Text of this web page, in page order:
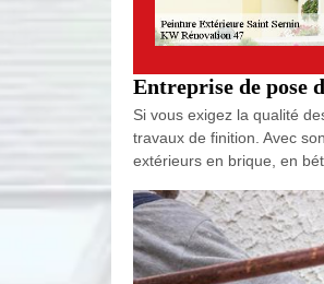
Entreprise de pose
Si vous exigez la qualité
travaux de finition. Avec
extérieurs en brique, en